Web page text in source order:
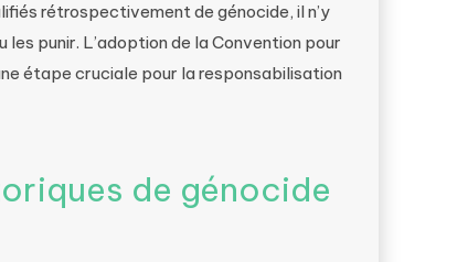
rétrospectivement de génocide, il n’y
punir. L’adoption de la Convention pour
étape cruciale pour la responsabilisation
de génocide